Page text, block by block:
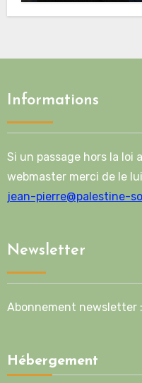
Informations
Si un passage hors la loi
webmaster merci de le
jean-pierre@palestine-
Newsletter
Abonnement newsletter :
Hébergement